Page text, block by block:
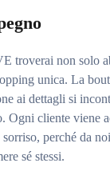
troverai non solo
unica. La
ai dettagli si
Ogni cliente viene
perché da
sé stessi.